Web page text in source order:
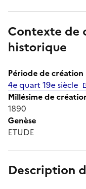
Contexte de
historique
Période de création
4e quart 19e siècle
Millésime de
1890
Genèse
ETUDE
Description